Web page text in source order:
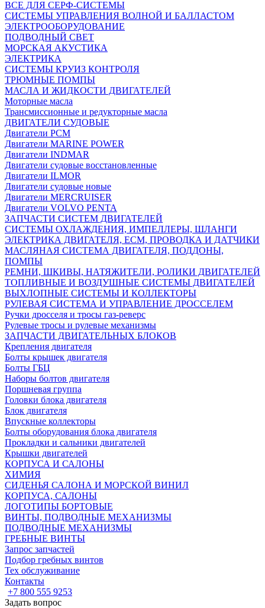
ВСЕ ДЛЯ СЕРФ-СИСТЕМЫ
СИСТЕМЫ УПРАВЛЕНИЯ ВОЛНОЙ И БАЛЛАСТОМ
ЭЛЕКТРООБОРУДОВАНИЕ
ПОДВОДНЫЙ СВЕТ
МОРСКАЯ АКУСТИКА
ЭЛЕКТРИКА
СИСТЕМЫ КРУИЗ КОНТРОЛЯ
ТРЮМНЫЕ ПОМПЫ
МАСЛА И ЖИДКОСТИ ДВИГАТЕЛЕЙ
Моторные масла
Трансмиссионные и редукторные масла
ДВИГАТЕЛИ СУДОВЫЕ
Двигатели PCM
Двигатели MARINE POWER
Двигатели INDMAR
Двигатели судовые восстановленные
Двигатели ILMOR
Двигатели судовые новые
Двигатели MERCRUISER
Двигатели VOLVO PENTA
ЗАПЧАСТИ СИСТЕМ ДВИГАТЕЛЕЙ
СИСТЕМЫ ОХЛАЖДЕНИЯ, ИМПЕЛЛЕРЫ, ШЛАНГИ
ЭЛЕКТРИКА ДВИГАТЕЛЯ, ECM, ПРОВОДКА И ДАТЧИКИ
МАСЛЯНАЯ СИСТЕМА ДВИГАТЕЛЯ, ПОДДОНЫ,
ПОМПЫ
РЕМНИ, ШКИВЫ, НАТЯЖИТЕЛИ, РОЛИКИ ДВИГАТЕЛЕЙ
ТОПЛИВНЫЕ И ВОЗДУШНЫЕ СИСТЕМЫ ДВИГАТЕЛЕЙ
ВЫХЛОПНЫЕ СИСТЕМЫ И КОЛЛЕКТОРЫ
РУЛЕВАЯ СИСТЕМА И УПРАВЛЕНИЕ ДРОССЕЛЕМ
Ручки дросселя и тросы газ-реверс
Рулевые тросы и рулевые механизмы
ЗАПЧАСТИ ДВИГАТЕЛЬНЫХ БЛОКОВ
Крепления двигателя
Болты крышек двигателя
Болты ГБЦ
Наборы болтов двигателя
Поршневая группа
Головки блока двигателя
Блок двигателя
Впускные коллекторы
Болты оборудования блока двигателя
Прокладки и сальники двигателей
Крышки двигателей
КОРПУСА И САЛОНЫ
ХИМИЯ
СИДЕНЬЯ САЛОНА И МОРСКОЙ ВИНИЛ
КОРПУСА, САЛОНЫ
ЛОГОТИПЫ БОРТОВЫЕ
ВИНТЫ, ПОДВОДНЫЕ МЕХАНИЗМЫ
ПОДВОДНЫЕ МЕХАНИЗМЫ
ГРЕБНЫЕ ВИНТЫ
Запрос запчастей
Подбор гребных винтов
Тех обслуживание
Контакты
+7 800 555 9253
Задать вопрос